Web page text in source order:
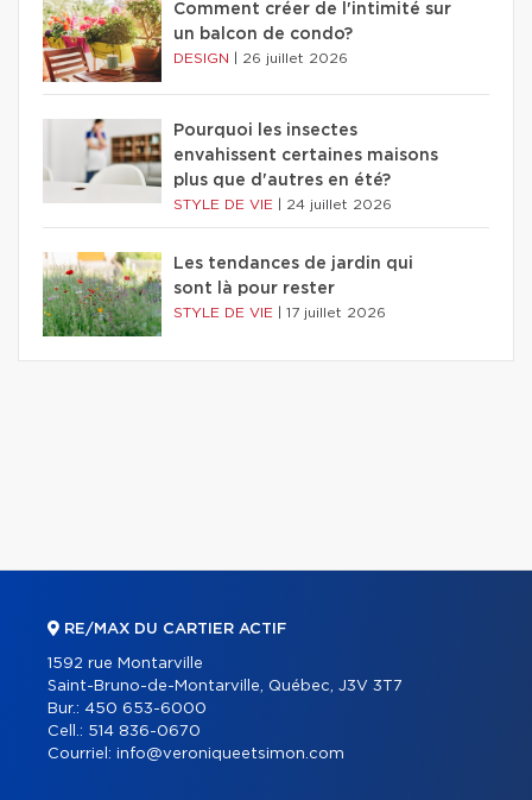
Comment créer de l'intimité sur
un balcon de condo?
DESIGN 26 juillet 2026
Pourquoi les insectes
envahissent certaines maisons
plus que d'autres en été?
STYLE DE VIE 24 juillet 2026
Les tendances de jardin qui
sont là pour rester
STYLE DE VIE 17 juillet 2026
RE/MAX DU CARTIER ACTIF
1592 rue Montarville
Saint-Bruno-de-Montarville, Québec, J3V 3T7
Bur.: 450 653-6000
Cell.: 514 836-0670
Courriel: info@veroniqueetsimon.com